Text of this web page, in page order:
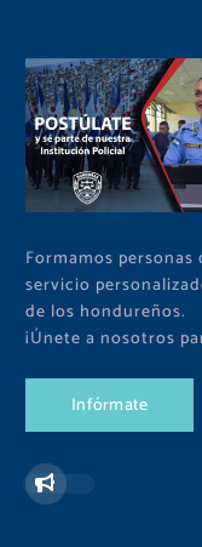
Formamos
servicio
de los hondureños.
¡Únete a nosotros
Infórmate